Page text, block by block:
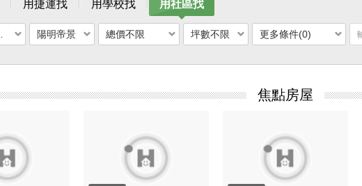
用捷運找 用學校找 用社區找
陽明帝景 總價不限 坪數不限 更多條件(0)
焦點房屋